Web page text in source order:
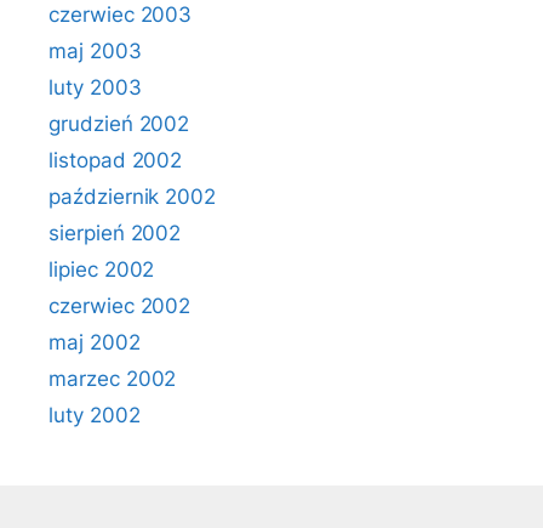
czerwiec 2003
maj 2003
luty 2003
grudzień 2002
listopad 2002
październik 2002
sierpień 2002
lipiec 2002
czerwiec 2002
maj 2002
marzec 2002
luty 2002